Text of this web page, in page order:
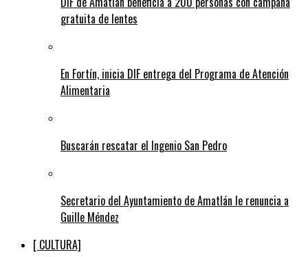
gratuita de lentes
En Fortín, inicia DIF entrega del Programa de Atención
Alimentaria
Buscarán rescatar el Ingenio San Pedro
Secretario del Ayuntamiento de Amatlán le renuncia a
Guille Méndez
[ CULTURA]